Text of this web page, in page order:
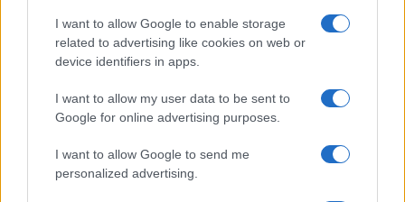
I want to allow Google to enable storage
related to advertising like cookies on web or
device identifiers in apps.
I want to allow my user data to be sent to
Google for online advertising purposes.
I want to allow Google to send me
personalized advertising.
Quiz 759